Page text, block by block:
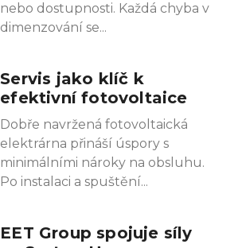
nebo dostupnosti. Každá chyba v
dimenzování se
Servis jako klíč k
efektivní fotovoltaice
Dobře navržená fotovoltaická
elektrárna přináší úspory s
minimálními nároky na obsluhu.
Po instalaci a spuštění
EET Group spojuje síly